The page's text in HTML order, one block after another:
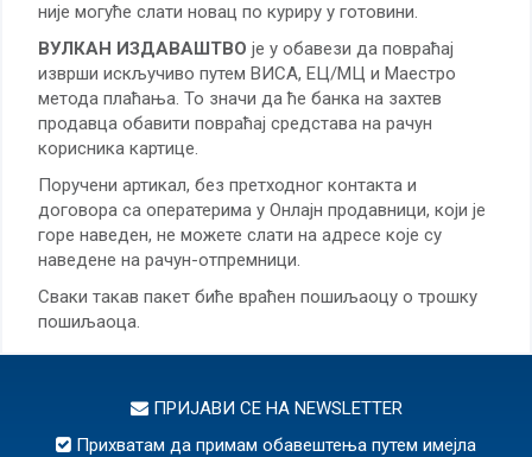
није могуће слати новац по куриру у готовини.
ВУЛКАН ИЗДАВАШТВО је у обавези да повраћај
изврши искључиво путем ВИСА, ЕЦ/МЦ и Маестро
метода плаћања. То значи да ће банка на захтев
продавца обавити повраћај средстава на рачун
корисника картице.
Поручени артикал, без претходног контакта и
договора са оператерима у Онлајн продавници, који је
горе наведен, не можете слати на адресе које су
наведене на рачун-отпремници.
Сваки такав пакет биће враћен пошиљаоцу о трошку
пошиљаоца.
ПРИЈАВИ СЕ НА NEWSLETTER
Прихватам да примам обавештења путем имејла